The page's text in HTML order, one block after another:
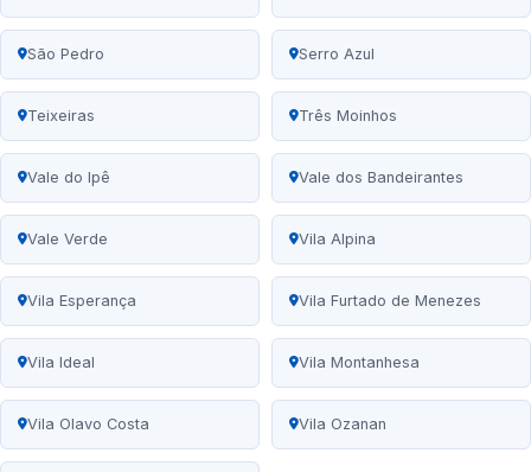
São Pedro Serro Azul
Teixeiras Três Moinhos
Vale do Ipê Vale dos Bandeirantes
Vale Verde Vila Alpina
Vila Esperança Vila Furtado de Menezes
Vila Ideal Vila Montanhesa
Vila Olavo Costa Vila Ozanan